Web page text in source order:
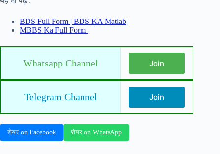
BDS Full Form | BDS KA Matlab|
MBBS Ka Full Form
Whatsapp Channel Join
Telegram Channel Join
शेयर on Facebook शेयर on WhatsApp